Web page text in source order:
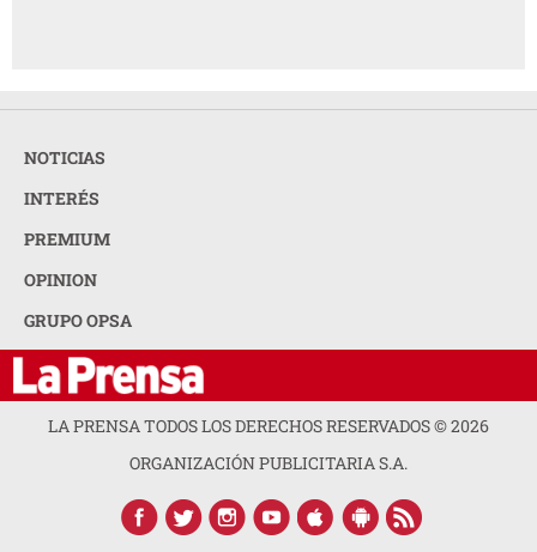
NOTICIAS
INTERÉS
PREMIUM
OPINION
GRUPO OPSA
LA PRENSA TODOS LOS DERECHOS RESERVADOS ©2026
ORGANIZACIÓN PUBLICITARIA S.A.